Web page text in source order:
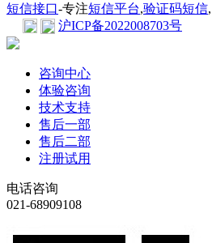
短信接口-专注短信平台,验证码短信
沪ICP备2022008703号
咨询中心
体验咨询
技术支持
售后一部
售后二部
注册试用
电话咨询
021-68909108